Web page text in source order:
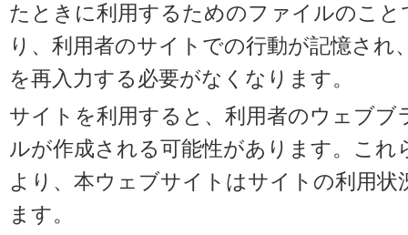
たときに利用するためのファイルのこ
り、利用者のサイトでの行動が記憶さ
を再入力する必要がなくなります。
サイトを利用すると、利用者のウェブ
ルが作成される可能性があります。こ
より、本ウェブサイトはサイトの利用
ます。